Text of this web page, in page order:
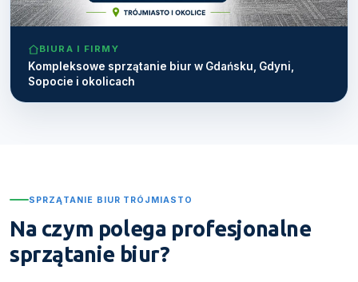
BIURA I FIRMY
Kompleksowe sprzątanie biur w Gdańsku, Gdyni,
Sopocie i okolicach
SPRZĄTANIE BIUR TRÓJMIASTO
Na czym polega profesjonalne
sprzątanie biur?